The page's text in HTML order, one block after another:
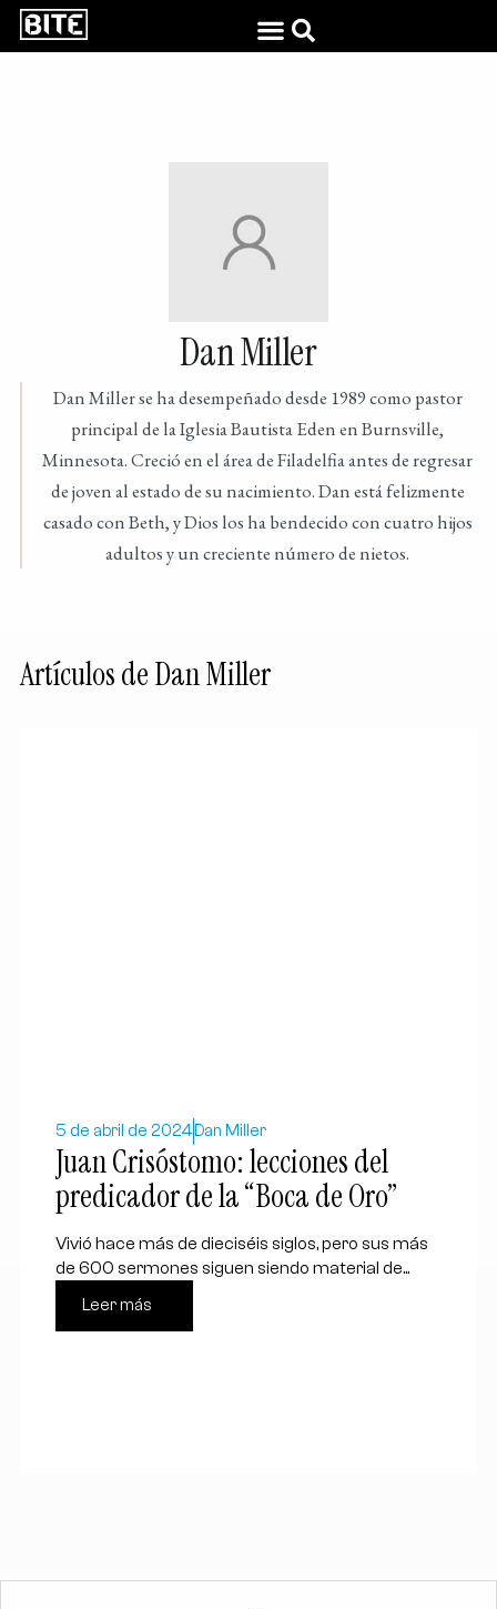
Dan Miller
Dan Miller se ha desempeñado desde 1989 como pastor
principal de la Iglesia Bautista Eden en Burnsville,
Minnesota. Creció en el área de Filadelfia antes de regresar
de joven al estado de su nacimiento. Dan está felizmente
casado con Beth, y Dios los ha bendecido con cuatro hijos
adultos y un creciente número de nietos.
Artículos de Dan Miller
5 de abril de 2024 Dan Miller
Juan Crisóstomo: lecciones del
predicador de la “Boca de Oro”
Vivió hace más de dieciséis siglos, pero sus más
de 600 sermones siguen siendo material de...
Leer más